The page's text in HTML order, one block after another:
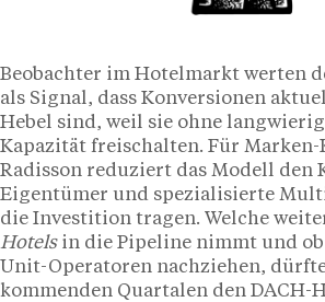
Beobachter im Hotelmarkt werten
als Signal, dass Konversionen
Hebel sind, weil sie ohne
Kapazität freischalten. Für Marken-
Radisson reduziert das Modell den
Eigentümer und spezialisierte
die Investition tragen. Welche
Hotelsin die Pipeline nimmt und
Unit-Operatoren nachziehen,
kommenden Quartalen den DACH-